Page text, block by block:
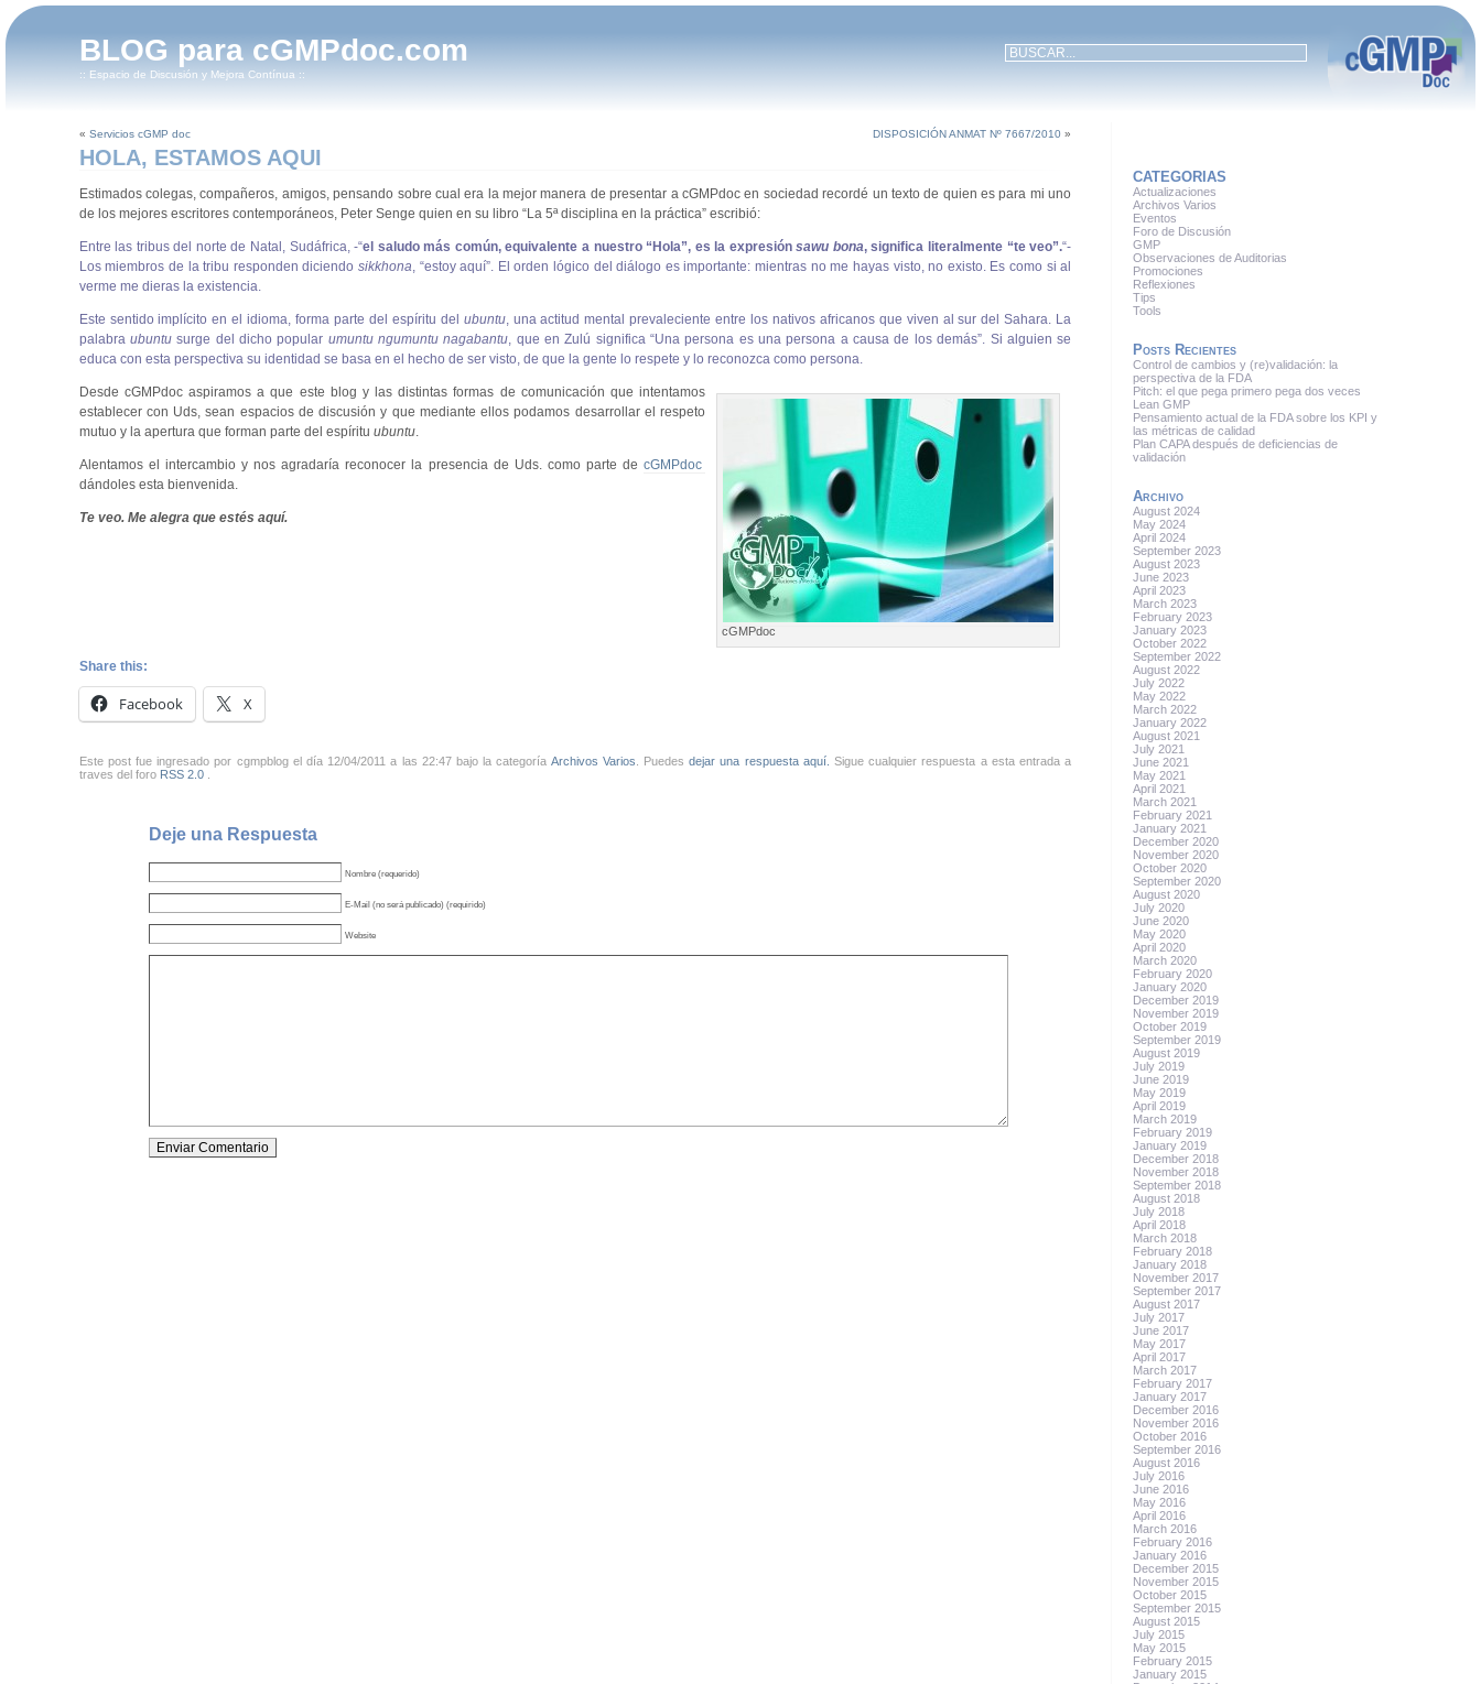
BLOG para cGMPdoc.com
:: Espacio de Discusión y Mejora Contínua ::
« Servicios cGMP doc DISPOSICIÓN ANMAT Nº 7667/2010 »
HOLA, ESTAMOS AQUI
Estimados colegas, compañeros, amigos, pensando sobre cual era la mejor manera de presentar a cGMPdoc en sociedad recordé un texto de quien es para mi uno
de los mejores escritores contemporáneos, Peter Senge quien en su libro “La 5ª disciplina en la práctica” escribió:
Entre las tribus del norte de Natal, Sudáfrica, -“el saludo más común, equivalente a nuestro “Hola”, es la expresiónsawu bona, significa literalmente “te veo”.“-
Los miembros de la tribu responden diciendo sikkhona, “estoy aquí”. El orden lógico del diálogo es importante: mientras no me hayas visto, no existo. Es como si al
verme me dieras la existencia.
Este sentido implícito en el idioma, forma parte del espíritu del ubuntu, una actitud mental prevaleciente entre los nativos africanos que viven al sur del Sahara. La
palabraubuntu surge del dicho popular umuntu ngumuntu nagabantu, que en Zulú significa “Una persona es una persona a causa de los demás”. Si alguien se
educa con esta perspectiva su identidad se basa en el hecho de ser visto, de que la gente lo respete y lo reconozca como persona.
cGMPdoc
Desde cGMPdoc aspiramos a que este blog y las distintas formas de comunicación que intentamos
establecer con Uds, sean espacios de discusión y que mediante ellos podamos desarrollar el respeto
mutuo y la apertura que forman parte del espíritu ubuntu.
Alentamos el intercambio y nos agradaría reconocer la presencia de Uds. como parte decGMPdoc
dándoles esta bienvenida.
Te veo. Me alegra que estés aquí.
Share this:
Facebook X
Este post fue ingresado por cgmpblog el día 12/04/2011 a las 22:47 bajo la categoría Archivos Varios . Puedesdejar una respuesta aquí. Sigue cualquier respuesta a esta entrada a
traves del foro RSS 2.0.
Deje una Respuesta
Nombre (requerido)
E-Mail (no será publicado) (requirido)
Website
CATEGORIAS
Actualizaciones
Archivos Varios
Eventos
Foro de Discusión
GMP
Observaciones de Auditorias
Promociones
Reflexiones
Tips
Tools
Posts Recientes
Control de cambios y (re)validación: la
perspectiva de la FDA
Pitch: el que pega primero pega dos veces
Lean GMP
Pensamiento actual de la FDA sobre los KPI y
las métricas de calidad
Plan CAPA después de deficiencias de
validación
Archivo
August 2024
May 2024
April 2024
September 2023
August 2023
June 2023
April 2023
March 2023
February 2023
January 2023
October 2022
September 2022
August 2022
July 2022
May 2022
March 2022
January 2022
August 2021
July 2021
June 2021
May 2021
April 2021
March 2021
February 2021
January 2021
December 2020
November 2020
October 2020
September 2020
August 2020
July 2020
June 2020
May 2020
April 2020
March 2020
February 2020
January 2020
December 2019
November 2019
October 2019
September 2019
August 2019
July 2019
June 2019
May 2019
April 2019
March 2019
February 2019
January 2019
December 2018
November 2018
September 2018
August 2018
July 2018
April 2018
March 2018
February 2018
January 2018
November 2017
September 2017
August 2017
July 2017
June 2017
May 2017
April 2017
March 2017
February 2017
January 2017
December 2016
November 2016
October 2016
September 2016
August 2016
July 2016
June 2016
May 2016
April 2016
March 2016
February 2016
January 2016
December 2015
November 2015
October 2015
September 2015
August 2015
July 2015
May 2015
February 2015
January 2015